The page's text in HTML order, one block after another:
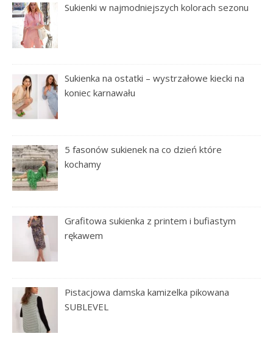
Sukienki w najmodniejszych kolorach sezonu
Sukienka na ostatki – wystrzałowe kiecki na
koniec karnawału
5 fasonów sukienek na co dzień które
kochamy
Grafitowa sukienka z printem i bufiastym
rękawem
Pistacjowa damska kamizelka pikowana
SUBLEVEL